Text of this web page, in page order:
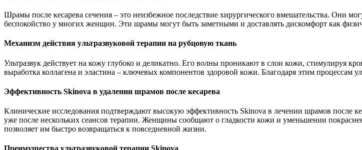
Шрамы после кесарева сечения – это неизбежное последствие хирургического вмешательства. Они
беспокойство у многих женщин. Эти шрамы могут быть заметными и доставлять дискомфорт как
Механизм действия ультразвуковой терапии на рубцовую ткань
Ультразвук действует на кожу глубоко и деликатно. Его волны проникают в слои кожи, стимулируя
выработка коллагена и эластина – ключевых компонентов здоровой кожи. Благодаря этим процессам
Эффективность Skinova в удалении шрамов после кесарева
Клинические исследования подтверждают высокую эффективность Skinova в лечении шрамов после
уже после нескольких сеансов терапии. Женщины сообщают о гладкости кожи и уменьшении
позволяет им быстро возвращаться к повседневной жизни.